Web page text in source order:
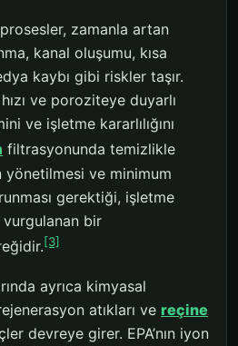
prosesler, zamanla artan
kanal oluşumu, kısa
kaybı gibi riskler taşır.
hızı ve poroziteye duyarlı
ve işletme kararlılığını
filtrasyonunda temizlikle
yönetilmesi ve minimum
gerektiği, işletme
vurgulanan bir
[3]
ayrıca kimyasal
atıkları ve reçine
devreye girer. EPA’nın iyon